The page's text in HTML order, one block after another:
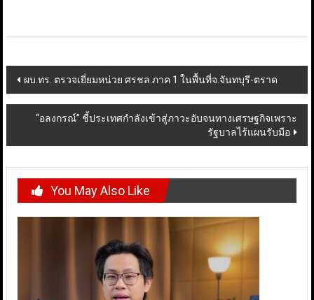
Post
navigation
ผบ.ทร. ตรวจเยี่ยมหน่วย ศรชล.ภาค 1 ในพื้นที่จ.จันทบุรี-ตราด
“อลงกรณ์” ชี้ประเทศกำลังเข้าสู่ภาวะอับจนทางเศรษฐกิจเพราะ
รัฐบาลไร้แผนรับมือ
You May Also Like